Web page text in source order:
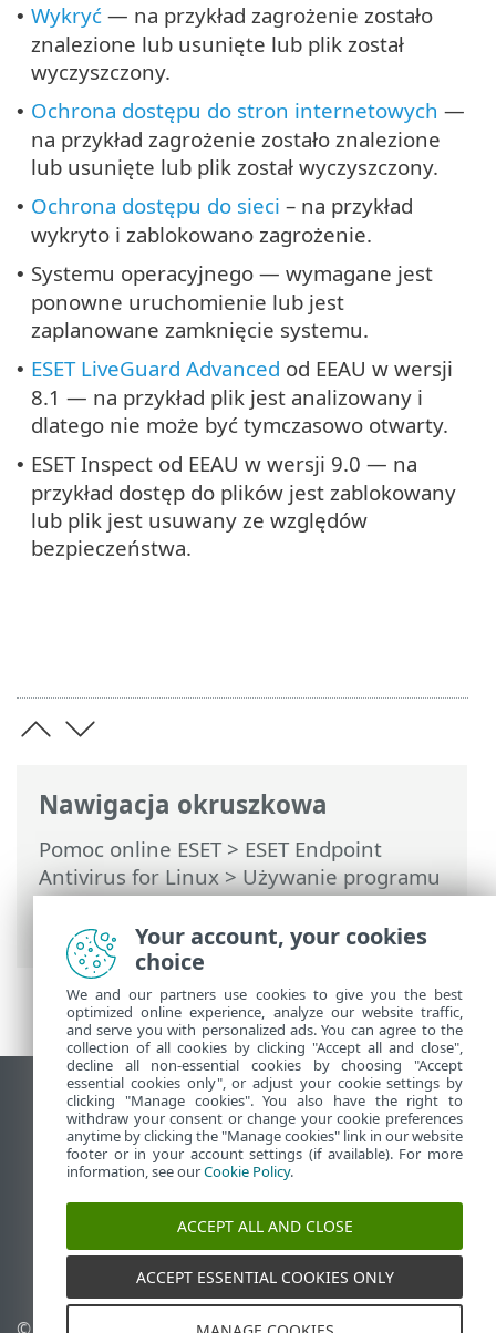
Nawigacja okruszkowa
Pomoc online ESET> ESET Endpoint
Antivirus for Linux>Używanie programu
ESET Endpoint Antivirus for Linux>
Powiadomienia
• Wykryć — na przykład zagrożenie zostało
znalezione lub usunięte lub plik został
wyczyszczony.
• Ochrona dostępu do stron internetowych —
na przykład zagrożenie zostało znalezione
lub usunięte lub plik został wyczyszczony.
• Ochrona dostępu do sieci – na przykład
wykryto i zablokowano zagrożenie.
• Systemu operacyjnego — wymagane jest
ponowne uruchomienie lub jest
zaplanowane zamknięcie systemu.
• ESET LiveGuard Advanced od EEAU w wersji
8.1 — na przykład plik jest analizowany i
dlatego nie może być tymczasowo otwarty.
• ESET Inspect od EEAU w wersji 9.0 — na
przykład dostęp do plików jest zablokowany
lub plik jest usuwany ze względów
bezpieczeństwa.
Wyświetl witrynę internetową dla
komputerów
End of Life
Baza wiedzy ESET
Forum ESET
ESET Status Portal
Pomoc regionalna
Your account, your cookies
choice
We and our partners use cookies to give you the best
optimized online experience, analyze our website traffic,
and serve you with personalized ads. You can agree to the
collection of all cookies by clicking "Accept all and close",
decline all non-essential cookies by choosing "Accept
essential cookies only", or adjust your cookie settings by
clicking "Manage cookies". You also have the right to
withdraw your consent or change your cookie preferences
anytime by clicking the "Manage cookies" link in our website
footer or in your account settings (if available). For more
information, see ourCookie Policy.
ACCEPT ALL AND CLOSE
ACCEPT ESSENTIAL COOKIES ONLY